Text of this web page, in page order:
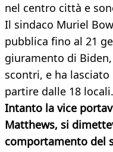
nel centro città e
Il sindaco Muriel
pubblica fino al 21
giuramento di
scontri, e ha
partire dalle 18 locali.
Intanto la vice
Matthews, si
comportamento del